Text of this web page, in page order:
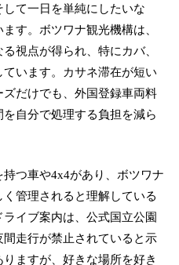
て一日を単純にしたいな
す。ボツワナ観光機構は、
視点が得られ、特にカバ、
います。カサネ滞在が短い
だけでも、外国登録車両料
自分で処理する負担を減ら
つ車や4x4があり、ボツワナ
管理されると理解している
イブ案内は、公式国立公園
走行が禁止されていると示
ますが、好きな場所を好き